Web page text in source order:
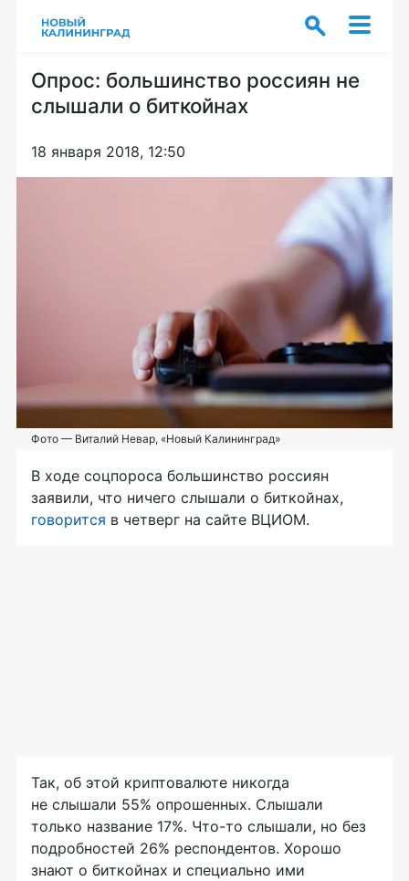
Опрос: большинство россиян не
слышали о биткойнах
18 января 2018, 12:50
Фото — Виталий Невар, «Новый Калининград»
В ходе соцпороса большинство россиян
заявили, что ничего слышали о биткойнах,
говорится в четверг на сайте ВЦИОМ.
Так, об этой криптовалюте никогда
не слышали 55% опрошенных. Слышали
только название 17%. Что-то слышали, но без
подробностей 26% респондентов. Хорошо
знают о биткойнах и специально ими